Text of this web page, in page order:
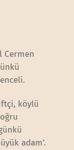
Cermen
köylü
adam’.